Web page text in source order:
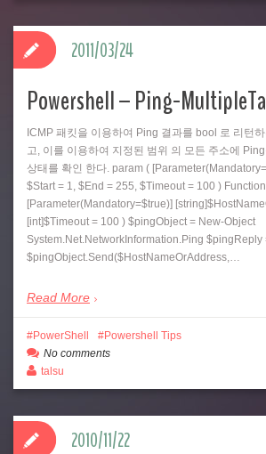
Powershell – Ping-
ICMP 패킷을 이용하여 Ping 결과를 bool 로 리턴
고, 이를 이용하여 지정된 범위 의 모든 주소에
상태를 확인 한다. param (
$Start = 1, $End = 255, $Timeout = 100 )
[Parameter(Mandatory=$true)]
[int]$Timeout = 100 ) $pingObject = New-Object
System.Net.NetworkInformation.Ping $pingReply
$pingObject.Send($HostNameOrAddress,…
Read More
2011/03/24
PowerShell
Powershell Tips
No comments
talsu
2010/11/22